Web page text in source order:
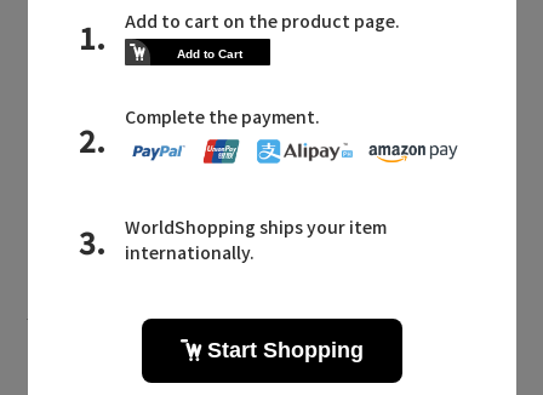
ブラウス・シャツ
ebure NEWS